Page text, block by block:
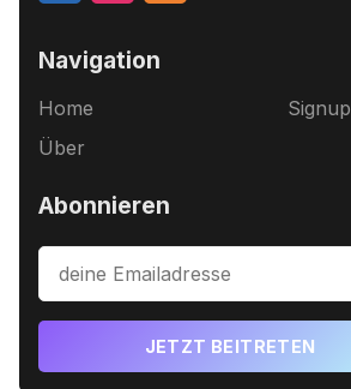
Navigation
Home
Über
Signup
Abonnieren
JETZT BEITRETEN